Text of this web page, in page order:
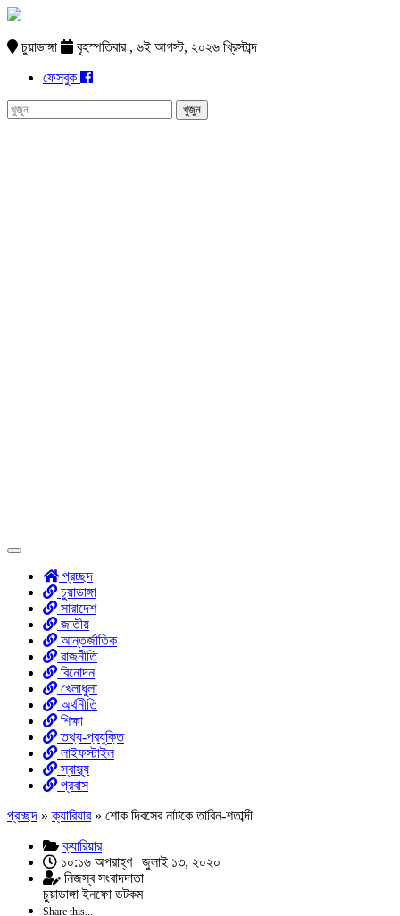
চুয়াডাঙ্গা
বৃহস্পতিবার , ৬ই আগস্ট, ২০২৬ খ্রিস্টাব্দ
ফেসবুক
প্রচ্ছদ
চুয়াডাঙ্গা
সারাদেশ
জাতীয়
আন্তর্জাতিক
রাজনীতি
বিনোদন
খেলাধুলা
অর্থনীতি
শিক্ষা
তথ্য-প্রযুক্তি
লাইফস্টাইল
স্বাস্থ্য
প্রবাস
প্রচ্ছদ »ক্যারিয়ার» শোক দিবসের নাটকে তারিন-শতাব্দী
ক্যারিয়ার
১০:১৬ অপরাহ্ণ | জুলাই ১৩, ২০২০
নিজস্ব সংবাদদাতা
চুয়াডাঙ্গা ইনফো ডটকম
Share this...